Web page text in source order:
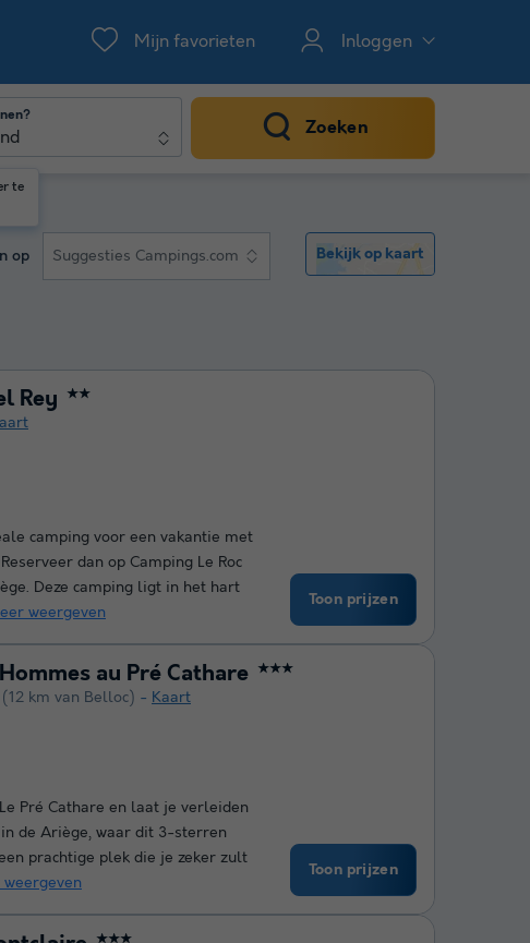
Mijn favorieten Inloggen
te
Zoeken
op Suggesties Campings.com Bekijk op kaart
Rey ★★
camping voor een vakantie met
dan op Camping Le Roc
Deze camping ligt in het hart
weergeven
Toon prijzen
au Pré Cathare ★★★
(12 km van Belloc)
Kaart
Pré Cathare en laat je verleiden
de Ariège, waar dit 3-sterren
prachtige plek die je zeker zult
Toon prijzen
★★★